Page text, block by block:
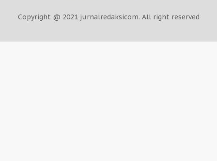
Copyright @ 2021 jurnalredaksicom. All right reserved